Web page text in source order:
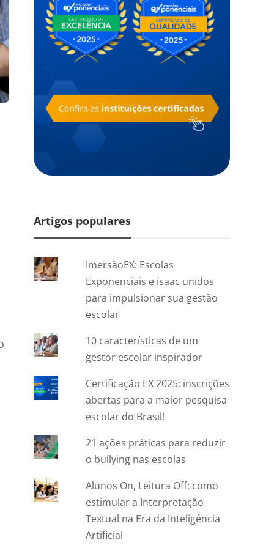
Artigos populares
ImersãoEX: Escolas
Exponenciais e isaac unidos
para impulsionar sua gestão
escolar
10 características de um
gestor escolar inspirador
Certificação EX 2025: inscrições
abertas para a maior pesquisa
escolar do Brasil!
21 ações práticas para reduzir
o bullying nas escolas
Alunos On, Leitura Off: como
estimular a Interpretação
Textual na Era da Inteligência
Artificial